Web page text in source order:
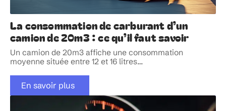
La consommation de carburant d’un
camion de 20m3 : ce qu’il faut savoir
Un camion de 20m3 affiche une consommation
moyenne située entre 12 et 16 litres…
En savoir plus